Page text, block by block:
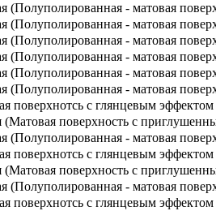
(Полуполированная - матовая
(Полуполированная - матовая
(Полуполированная - матовая
(Полуполированная - матовая
(Полуполированная - матовая
(Полуполированная - матовая
поверхнотсь с глянцевым эффектом
(Матовая поверхность с
(Полуполированная - матовая
поверхнотсь с глянцевым эффектом
(Матовая поверхность с
(Полуполированная - матовая
поверхнотсь с глянцевым эффектом